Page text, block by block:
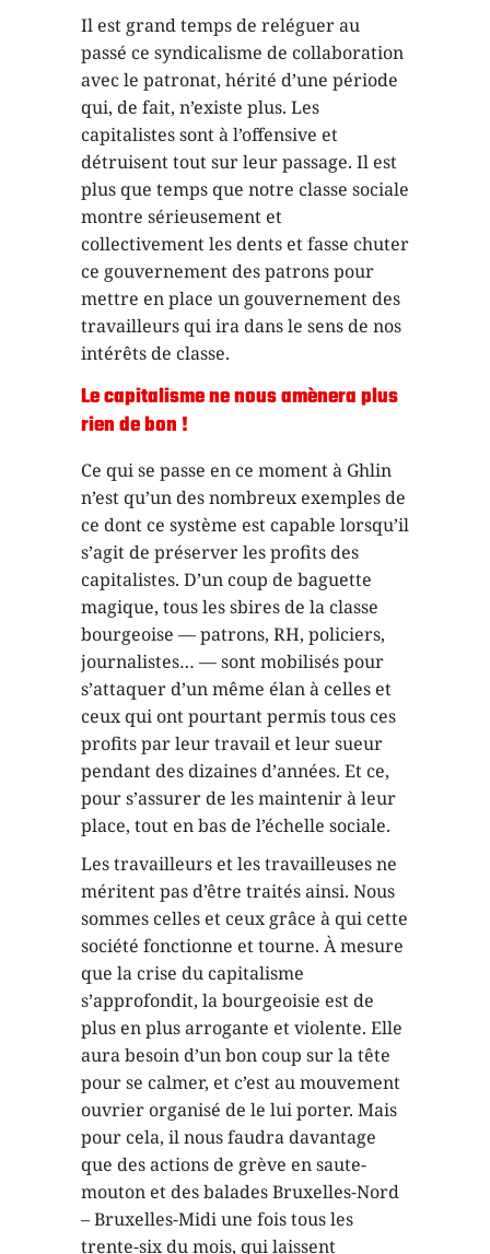
Il est grand temps de reléguer au
passé ce syndicalisme de collaboration
avec le patronat, hérité d’une période
qui, de fait, n’existe plus. Les
capitalistes sont à l’offensive et
détruisent tout sur leur passage. Il est
plus que temps que notre classe sociale
montre sérieusement et
collectivement les dents et fasse chuter
ce gouvernement des patrons pour
mettre en place un gouvernement des
travailleurs qui ira dans le sens de nos
intérêts de classe.
Le capitalisme ne nous amènera plus
rien de bon !
Ce qui se passe en ce moment à Ghlin
n’est qu’un des nombreux exemples de
ce dont ce système est capable lorsqu’il
s’agit de préserver les profits des
capitalistes. D’un coup de baguette
magique, tous les sbires de la classe
bourgeoise — patrons, RH, policiers,
journalistes… — sont mobilisés pour
s’attaquer d’un même élan à celles et
ceux qui ont pourtant permis tous ces
profits par leur travail et leur sueur
pendant des dizaines d’années. Et ce,
pour s’assurer de les maintenir à leur
place, tout en bas de l’échelle sociale.
Les travailleurs et les travailleuses ne
méritent pas d’être traités ainsi. Nous
sommes celles et ceux grâce à qui cette
société fonctionne et tourne. À mesure
que la crise du capitalisme
s’approfondit, la bourgeoisie est de
plus en plus arrogante et violente. Elle
aura besoin d’un bon coup sur la tête
pour se calmer, et c’est au mouvement
ouvrier organisé de le lui porter. Mais
pour cela, il nous faudra davantage
que des actions de grève en saute-
mouton et des balades Bruxelles-Nord
– Bruxelles-Midi une fois tous les
trente-six du mois, qui laissent